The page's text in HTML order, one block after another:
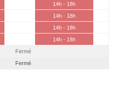
14h - 18h
14h - 18h
14h - 18h
14h - 18h
Fermé
Fermé